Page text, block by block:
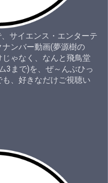
サイエンス・エンターテ
ンバー動画(夢源樹の
ゃなく、なんと飛鳥堂
3まで)を、ぜ～んぶひっ
、好きなだけご視聴い